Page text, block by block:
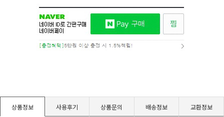
도계/물리/물성측정기
질기/원심분리기/초음파유량계/습식·건식가스메타
상품정보 사용후기 상품문의 배송정보 교환정보